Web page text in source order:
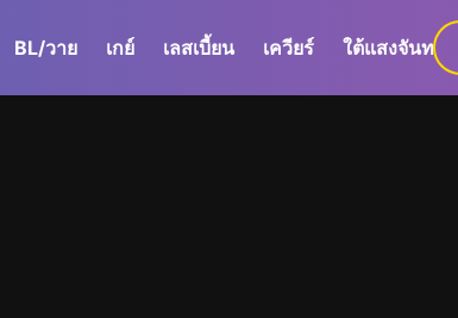
BL/วาย เกย์ เลสเบี้ยน เควียร์ ใต้แสงจันทร์